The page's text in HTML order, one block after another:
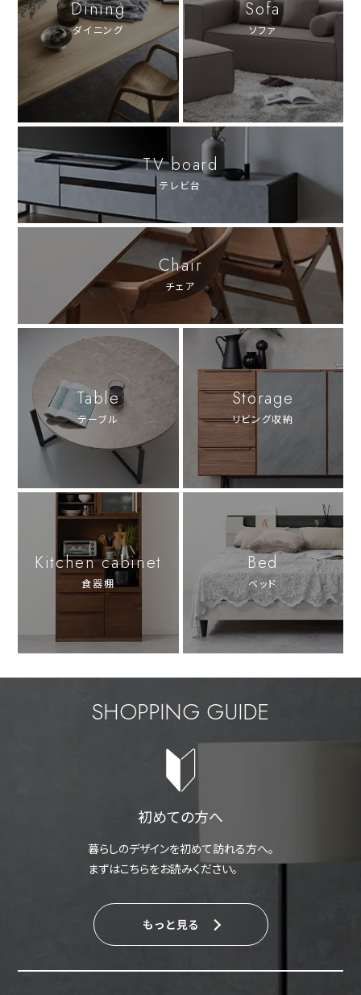
Dining
ダイニング
Sofa
ソファ
TV board
テレビ台
Chair
チェア
Table
テーブル
Storage
リビング収納
Kitchen cabinet
食器棚
Bed
ベッド
SHOPPING GUIDE
初めての方へ
暮らしのデザインを初めて訪れる方へ。
まずはこちらをお読みください。
もっと見る